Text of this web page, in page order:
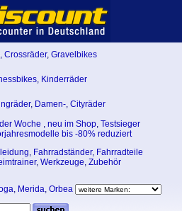
, Crossräder, Gravelbikes
, Kinderräder
, Damen-, Cityräder
Woche , neu im Shop, Testsieger
bis -80% reduziert
, Fahrradständer, Fahrradteile
, Werkzeuge, Zubehör
, Merida, Orbea